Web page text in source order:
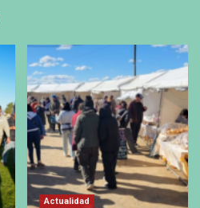
Actualidad